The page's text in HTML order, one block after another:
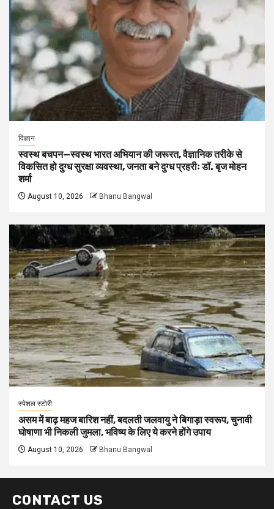
विज्ञान
स्वस्थ बचपन—स्वस्थ भारत अभियान की जरूरत, वैज्ञानिक तरीके से
विकसित हो दुग्ध सुरक्षा व्यवस्था, जनता बने दुग्ध प्रहरीः डॉ. बृज मोहन
शर्मा
August 10, 2026 Bhanu Bangwal
स्पेशल स्टोरी
असम में बाढ़ महज बारिश नहीं, बदलती जलवायु ने बिगाड़ा स्वरूप, चुनावी
घोषाणा भी निकली जुमला, भविष्य के लिए ये करने होंगे उपाय
August 10, 2026 Bhanu Bangwal
CONTACT US